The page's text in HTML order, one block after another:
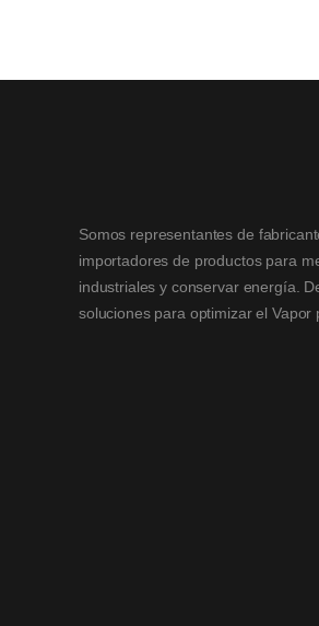
Somos representantes de
importadores de productos para
industriales y conservar energía.
soluciones para optimizar el Vapor